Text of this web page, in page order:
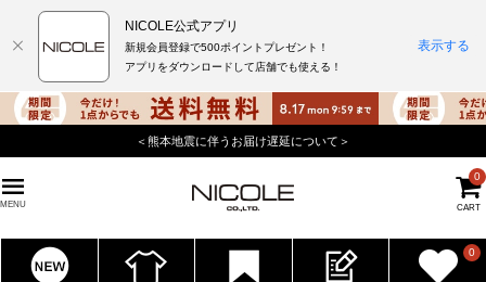
＜熊本地震に伴うお届け遅延について＞
MENU CART
0
0
NICOLE公式アプリ
新規会員登録で500ポイントプレゼント！
アプリをダウンロードして店舗でも使える！
表示する